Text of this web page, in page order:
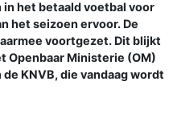
het betaald voetbal voor
het seizoen ervoor. De
voortgezet. Dit blijkt
Openbaar Ministerie (OM)
KNVB, die vandaag wordt